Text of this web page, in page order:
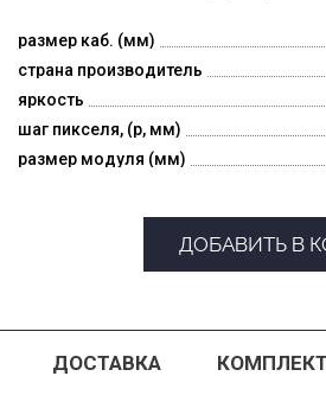
размер каб. (мм)
страна производитель
яркость
шаг пикселя, (p, мм)
размер модуля (мм)
ДОБАВИТЬ В
ДОСТАВКА